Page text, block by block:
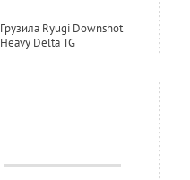
Грузила Ryugi Downshot
Heavy Delta TG